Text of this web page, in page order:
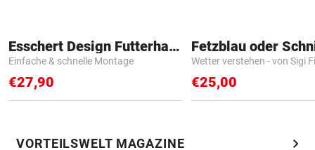
Esschert Design Futterhaus
Einfache & schnelle Montage
€27,90
Fetzblau oder
Wetter verstehen - von Sigi
€25,00
VORTEILSWELT MAGAZINE chevron_right